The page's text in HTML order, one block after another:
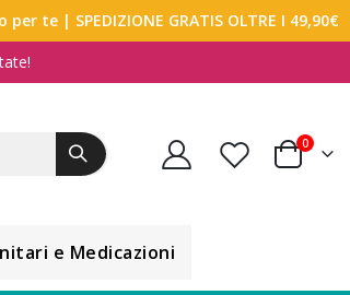
per te | SPEDIZIONE GRATIS OLTRE I 49,90€
Carrello
0
e Medicazioni